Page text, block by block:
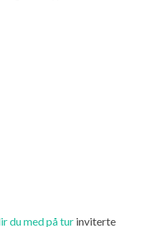
du med på tur inviterte